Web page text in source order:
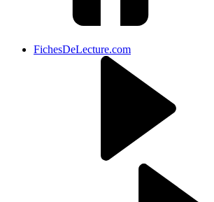
FichesDeLecture.com